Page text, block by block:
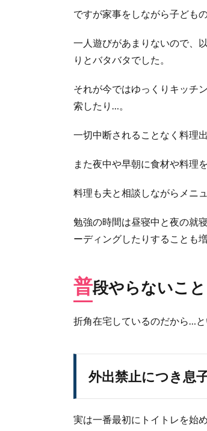
トレ
開始
4.2.
旦那
氏、
りパ
ンに
める
お菓
りに
をさ
ける
よう
ですが家事をしながら子ども
一人遊びがあまりないので、
りとバタバタでした。
それが今ではゆっくりキッチ
索したり…。
一切中断されることなく料理
また夜中や早朝に食材や料理
料理も夫と相談しながらメニ
勉強の時間は昼寝中と夜の就
ーディングしたりすることも増
普段やらないこ
折角在宅しているのだから…
外出禁止につき息
実は一番最初にトイトレを始